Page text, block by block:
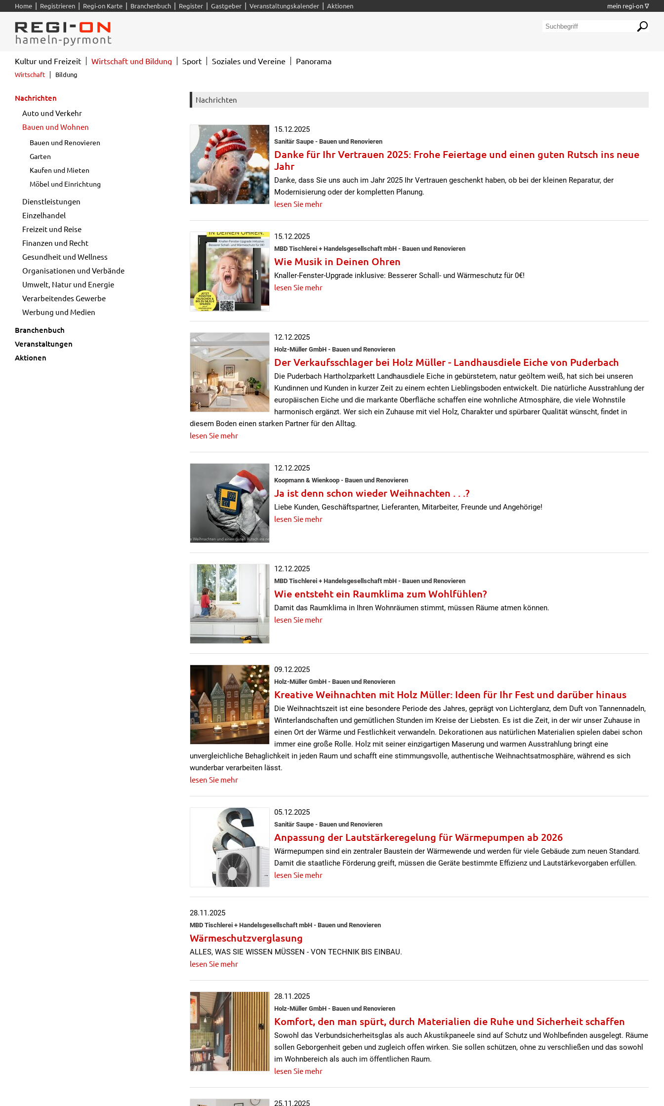
Nachrichten
Auto und Verkehr
Bauen und Wohnen
Bauen und Renovieren
Garten
Kaufen und Mieten
Möbel und Einrichtung
Dienstleistungen
Einzelhandel
Freizeit und Reise
Finanzen und Recht
Gesundheit und Wellness
Organisationen und Verbände
Umwelt, Natur und Energie
Verarbeitendes Gewerbe
Werbung und Medien
Branchenbuch
Veranstaltungen
Aktionen
Nachrichten
15.12.2025
Sanitär Saupe - Bauen und Renovieren
Danke für Ihr Vertrauen 2025: Frohe Feiertage und einen guten Rutsch ins neue
Jahr
Danke, dass Sie uns auch im Jahr 2025 Ihr Vertrauen geschenkt haben, ob bei der kleinen Reparatur, der
Modernisierung oder der kompletten Planung.
lesen Sie mehr
15.12.2025
MBD Tischlerei + Handelsgesellschaft mbH - Bauen und Renovieren
Wie Musik in Deinen Ohren
Knaller-Fenster-Upgrade inklusive: Besserer Schall- und Wärmeschutz für 0€!
lesen Sie mehr
12.12.2025
Holz-Müller GmbH - Bauen und Renovieren
Der Verkaufsschlager bei Holz Müller - Landhausdiele Eiche von Puderbach
Die Puderbach Hartholzparkett Landhausdiele Eiche in gebürstetem, natur geöltem weiß, hat sich bei unseren
Kundinnen und Kunden in kurzer Zeit zu einem echten Lieblingsboden entwickelt. Die natürliche Ausstrahlung der
europäischen Eiche und die markante Oberfläche schaffen eine wohnliche Atmosphäre, die viele Wohnstile
harmonisch ergänzt. Wer sich ein Zuhause mit viel Holz, Charakter und spürbarer Qualität wünscht, findet in
diesem Boden einen starken Partner für den Alltag.
lesen Sie mehr
12.12.2025
Koopmann & Wienkoop - Bauen und Renovieren
Ja ist denn schon wieder Weihnachten . . .?
Liebe Kunden, Geschäftspartner, Lieferanten, Mitarbeiter, Freunde und Angehörige!
lesen Sie mehr
12.12.2025
MBD Tischlerei + Handelsgesellschaft mbH - Bauen und Renovieren
Wie entsteht ein Raumklima zum Wohlfühlen?
Damit das Raumklima in Ihren Wohnräumen stimmt, müssen Räume atmen können.
lesen Sie mehr
09.12.2025
Holz-Müller GmbH - Bauen und Renovieren
Kreative Weihnachten mit Holz Müller: Ideen für Ihr Fest und darüber hinaus
Die Weihnachtszeit ist eine besondere Periode des Jahres, geprägt von Lichterglanz, dem Duft von Tannennadeln,
Winterlandschaften und gemütlichen Stunden im Kreise der Liebsten. Es ist die Zeit, in der wir unser Zuhause in
einen Ort der Wärme und Festlichkeit verwandeln. Dekorationen aus natürlichen Materialien spielen dabei schon
immer eine große Rolle. Holz mit seiner einzigartigen Maserung und warmen Ausstrahlung bringt eine
unvergleichliche Behaglichkeit in jeden Raum und schafft eine stimmungsvolle, authentische Weihnachtsatmosphäre, während es sich
wunderbar verarbeiten lässt.
lesen Sie mehr
05.12.2025
Sanitär Saupe - Bauen und Renovieren
Anpassung der Lautstärkeregelung für Wärmepumpen ab 2026
Wärmepumpen sind ein zentraler Baustein der Wärmewende und werden für viele Gebäude zum neuen Standard.
Damit die staatliche Förderung greift, müssen die Geräte bestimmte Effizienz und Lautstärkevorgaben erfüllen.
lesen Sie mehr
28.11.2025
MBD Tischlerei + Handelsgesellschaft mbH - Bauen und Renovieren
Wärmeschutzverglasung
ALLES, WAS SIE WISSEN MÜSSEN - VON TECHNIK BIS EINBAU.
lesen Sie mehr
28.11.2025
Holz-Müller GmbH - Bauen und Renovieren
Komfort, den man spürt, durch Materialien die Ruhe und Sicherheit schaffen
Sowohl das Verbundsicherheitsglas als auch Akustikpaneele sind auf Schutz und Wohlbefinden ausgelegt. Räume
sollen Geborgenheit geben und zugleich offen wirken. Sie sollen schützen, ohne zu verschließen und das sowohl
im Wohnbereich als auch im öffentlichen Raum.
lesen Sie mehr
25.11.2025
Home | Registrieren | Regi-on Karte | Branchenbuch | Register | Gastgeber | Veranstaltungskalender | Aktionen mein regi-on ∇
Kultur und Freizeit Wirtschaft und Bildung
Wirtschaft Bildung
Sport Soziales und Vereine Panorama